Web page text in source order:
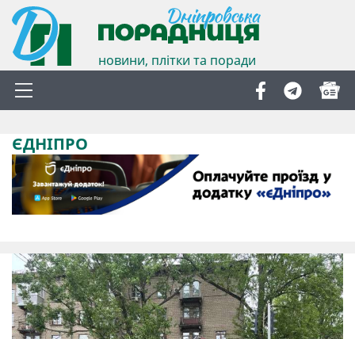
новини, плітки та поради
ЄДНІПРО